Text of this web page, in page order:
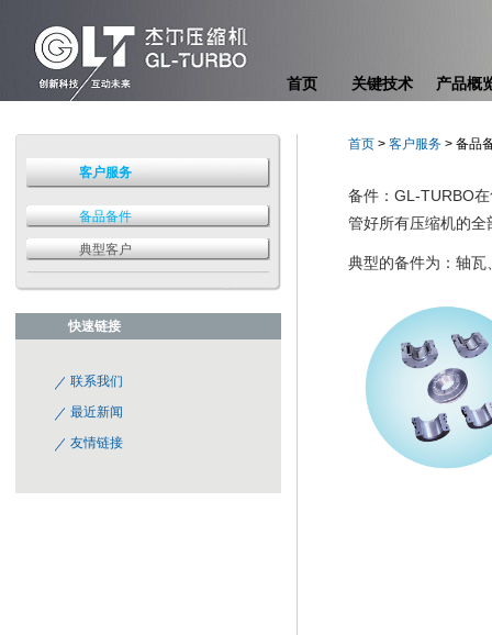
首页 关键技术 产品概
首页 >客户服务 > 备品
备件：GL-TURBO
管好所有压缩机的全
典型的备件为：轴
客户服务
备品备件
典型客户
快速链接
联系我们
最近新闻
友情链接